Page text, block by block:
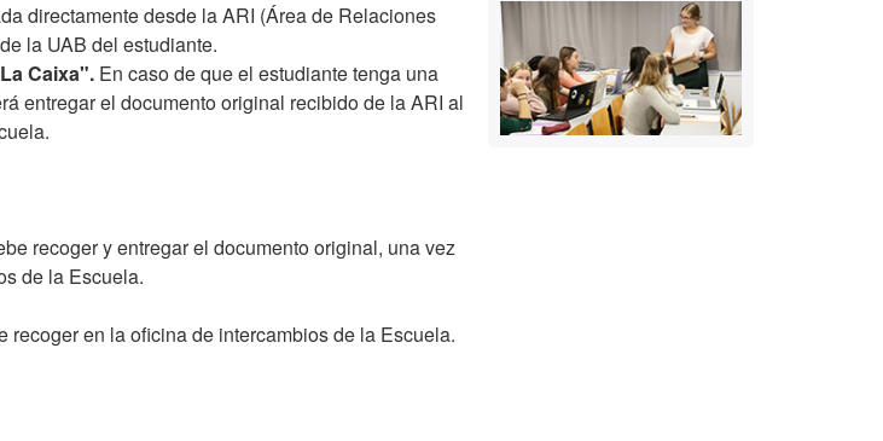
directamente desde la ARI (Área de Relaciones
la UAB del estudiante.
Caixa". En caso de que el estudiante tenga una
entregar el documento original recibido de la ARI al
recoger y entregar el documento original, una vez
de la Escuela.
recoger en la oficina de intercambios de la Escuela.